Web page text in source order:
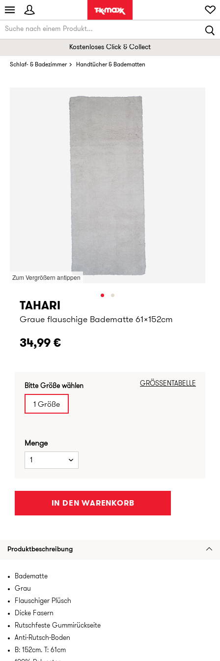
Kostenloses Click & Collect
Schlaf- & Badezimmer Handtücher & Badematten
Zum Vergrößern antippen
TAHARI
Graue flauschige Badematte 61x152cm
34,99 €
GRÖSSENTABELLE
Bitte Größe wählen
1 Größe
Menge
1
IN DEN WARENKORB
Produktbeschreibung
Badematte
Grau
Flauschiger Plüsch
Dicke Fasern
Rutschfeste Gummirückseite
Anti-Rutsch-Boden
B: 152cm. T: 61cm